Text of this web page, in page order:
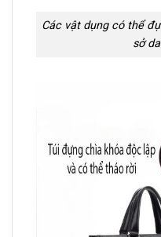
Các vật dụng có thể
sở